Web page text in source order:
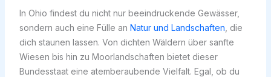
In Ohio findest du nicht nur beeindruckende Gewässer,
sondern auch eine Fülle an Natur und Landschaften , die
dich staunen lassen. Von dichten Wäldern über sanfte
Wiesen bis hin zu Moorlandschaften bietet dieser
Bundesstaat eine atemberaubende Vielfalt. Egal, ob du